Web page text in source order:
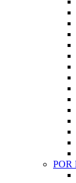
POR